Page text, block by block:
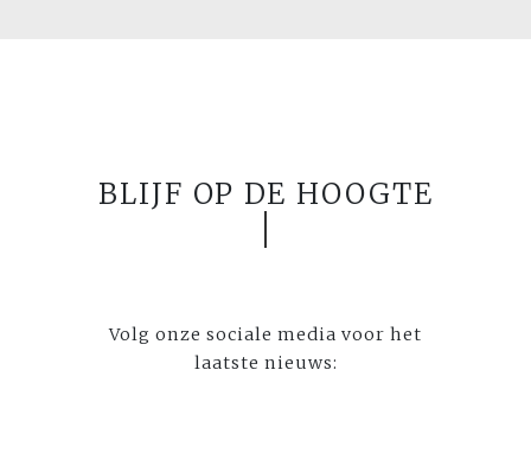
BLIJF OP DE HOOGTE
Volg onze sociale media voor het
laatste nieuws: